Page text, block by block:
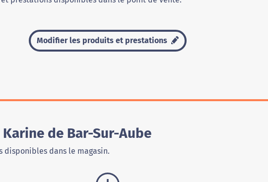
Modifier les produits et prestations
de Bar-Sur-Aube
disponibles dans le magasin.